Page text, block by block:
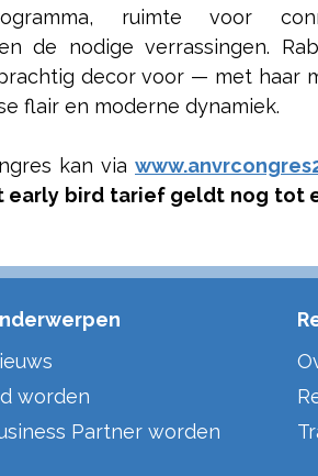
ruimte voor
de nodige verrassingen.
decor voor — met haar
flair en moderne dynamiek.
kan via
early bird tarief geldt nog tot
worden
Partner worden